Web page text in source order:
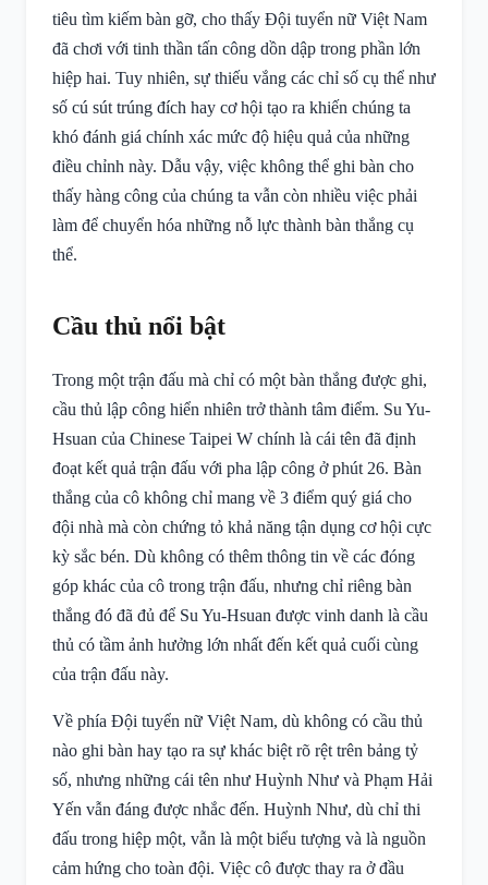
tiêu tìm kiếm bàn gỡ, cho thấy Đội tuyển nữ Việt Nam
đã chơi với tinh thần tấn công dồn dập trong phần lớn
hiệp hai. Tuy nhiên, sự thiếu vắng các chỉ số cụ thể như
số cú sút trúng đích hay cơ hội tạo ra khiến chúng ta
khó đánh giá chính xác mức độ hiệu quả của những
điều chỉnh này. Dẫu vậy, việc không thể ghi bàn cho
thấy hàng công của chúng ta vẫn còn nhiều việc phải
làm để chuyển hóa những nỗ lực thành bàn thắng cụ
thể.
Cầu thủ nổi bật
Trong một trận đấu mà chỉ có một bàn thắng được ghi,
cầu thủ lập công hiển nhiên trở thành tâm điểm. Su Yu-
Hsuan của Chinese Taipei W chính là cái tên đã định
đoạt kết quả trận đấu với pha lập công ở phút 26. Bàn
thắng của cô không chỉ mang về 3 điểm quý giá cho
đội nhà mà còn chứng tỏ khả năng tận dụng cơ hội cực
kỳ sắc bén. Dù không có thêm thông tin về các đóng
góp khác của cô trong trận đấu, nhưng chỉ riêng bàn
thắng đó đã đủ để Su Yu-Hsuan được vinh danh là cầu
thủ có tầm ảnh hưởng lớn nhất đến kết quả cuối cùng
của trận đấu này.
Về phía Đội tuyển nữ Việt Nam, dù không có cầu thủ
nào ghi bàn hay tạo ra sự khác biệt rõ rệt trên bảng tỷ
số, nhưng những cái tên như Huỳnh Như và Phạm Hải
Yến vẫn đáng được nhắc đến. Huỳnh Như, dù chỉ thi
đấu trong hiệp một, vẫn là một biểu tượng và là nguồn
cảm hứng cho toàn đội. Việc cô được thay ra ở đầu